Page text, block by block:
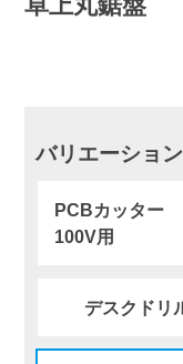
バリエーショ
PCBカッター
100V用
デスクドリ